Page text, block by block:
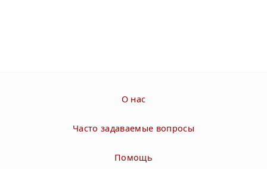
О нас
Часто задаваемые вопросы
Помощь